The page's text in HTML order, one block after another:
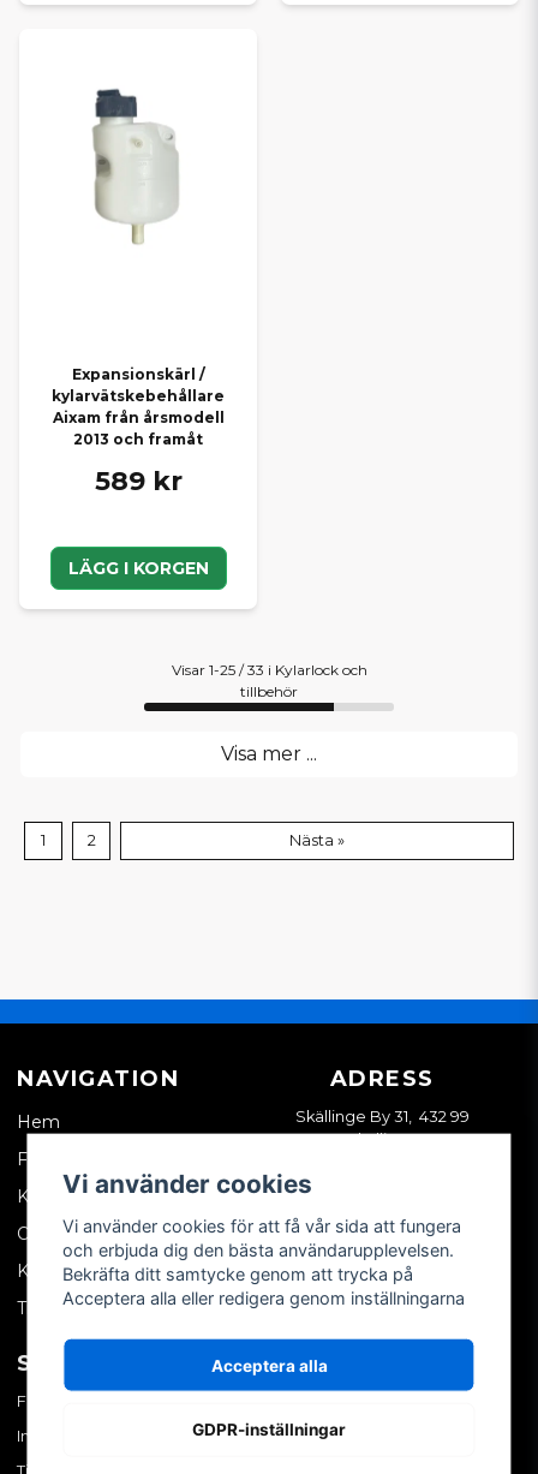
Expansionskärl /
kylarvätskebehållare
Aixam från årsmodell
2013 och framåt
589 kr
LÄGG I KORGEN
Visar 1-25 / 33 i Kylarlock och
tillbehör
Visa mer ...
1 2 Nästa »
NAVIGATION
Hem
Företagskund
Kontakta oss
Om oss
Köpvillkor
Tips & trix
ADRESS
Skällinge By 31, 432 99
Skällinge
SOCIALA MEDIER
Facebook
Instagram
TikTok
MITT KONTO
Skapa konto
Vi använder cookies
Vi använder cookies för att få vår sida att fungera
och erbjuda dig den bästa användarupplevelsen.
Bekräfta ditt samtycke genom att trycka på
Acceptera alla eller redigera genom inställningarna
Acceptera alla
GDPR-inställningar